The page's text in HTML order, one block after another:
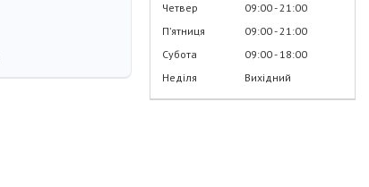
Четвер
09:00 21:00
Пʼятниця
09:00 21:00
Субота
09:00 18:00
Неділя
Вихідний